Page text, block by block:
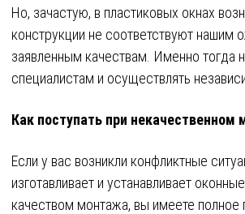
Но, зачастую, в пластиковых окнах
конструкции не соответствуют нашим
заявленным качествам. Именно тогда
специалистам и осуществлять
Как поступать при
Если у вас возникли конфликтные
изготавливает и устанавливает
качеством монтажа, вы имеете полное